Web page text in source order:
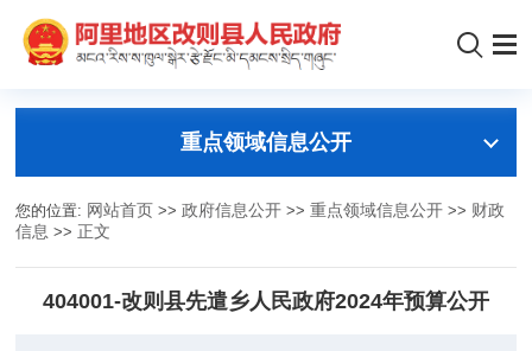
重点领域信息公开
您的位置: 网站首页 >>政府信息公开 >>重点领域信息公开 >> 财政
信息 >> 正文
404001-改则县先遣乡人民政府2024年预算公开